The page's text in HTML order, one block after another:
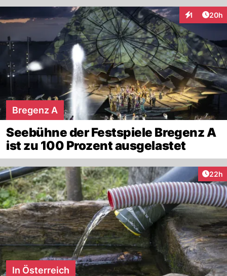
1
Interaktionen
20h
Bregenz A
Seebühne der Festspiele Bregenz A
ist zu 100 Prozent ausgelastet
22h
In Österreich